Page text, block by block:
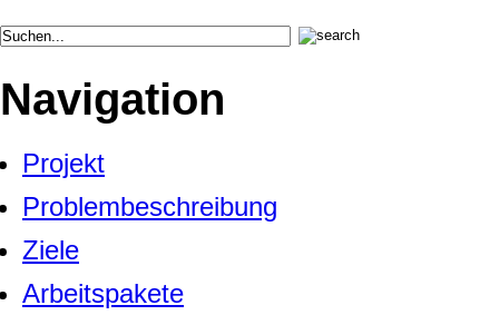
Navigation
Projekt
Problembeschreibung
Ziele
Arbeitspakete